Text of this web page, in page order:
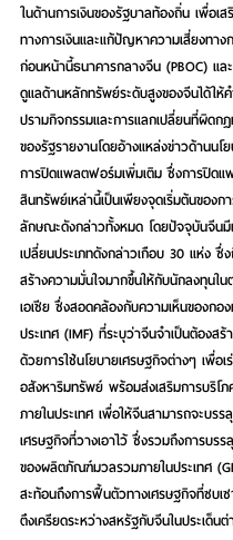
ในด้านการเงินของรัฐบาลท้องถิ่น เพื่อเส
ทางการเงินและแก้ปัญหาความเสี่ยงทาง
ก่อนหน้านี้ธนาคารกลางจีน (PBOC) แล
ดูแลด้านหลักทรัพย์ระดับสูงของจีนได้ให้
ปรามกิจกรรมและการแลกเปลี่ยนที่ผิด
ของรัฐรายงานโดยอ้างแหล่งข่าวด้านน
การปิดแพลตฟอร์มเพิ่มเติม ซึ่งการปิด
สินทรัพย์เหล่านี้เป็นเพียงจุดเริ่มต้นของ
ลักษณะดังกล่าวทั้งหมด โดยปัจจุบันจีน
เปลี่ยนประเภทดังกล่าวเกือบ 30 แห่ง ซึ่
สร้างความมั่นใจมากขึ้นให้กับนักลงทุนใ
เอเชีย ซึ่งสอดคล้องกับความเห็นของกอ
ประเทศ (IMF) ที่ระบุว่าจีนจำเป็นต้องสร้
ด้วยการใช้นโยบายเศรษฐกิจต่างๆ เพื่อ
อสังหาริมทรัพย์ พร้อมส่งเสริมการบริโ
ภายในประเทศ เพื่อให้จีนสามารถจะบรร
เศรษฐกิจที่วางเอาไว้ ซึ่งรวมถึงการบรร
ของผลิตภัณฑ์มวลรวมภายในประเทศ
สะท้อนถึงการฟื้นตัวทางเศรษฐกิจที่ซบเ
ตึงเครียดระหว่างสหรัฐกับจีนในประเด็นต่